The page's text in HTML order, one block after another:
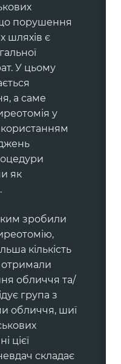
що порушення
шляхів є
У цьому
а саме
у
як
зробили
кількість
отримали
обличчя та/
група з
обличчя, шиї
цієї
складає